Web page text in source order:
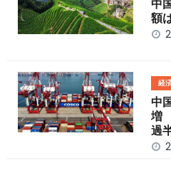
o
k
中
額
経
中
増
過